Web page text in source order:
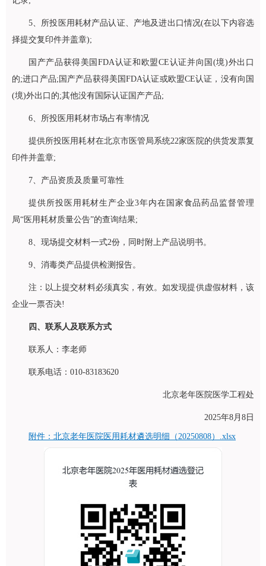
5、所投医用耗材产品认证、产地及进出口情况(在以下内容选
择提交复印件并盖章);
国产产品获得美国FDA认证和欧盟CE认证并向国(境)外出口
的;进口产品;国产产品获得美国FDA认证或欧盟CE认证，没有向国
(境)外出口的;其他没有国际认证国产产品;
6、所投医用耗材市场占有率情况
提供所投医用耗材在北京市医管局系统22家医院的供货发票复
印件并盖章;
7、产品资质及质量可靠性
提供所投医用耗材生产企业3年内在国家食品药品监督管理
局“医用耗材质量公告”的查询结果;
8、现场提交材料一式2份，同时附上产品说明书。
9、消毒类产品提供检测报告。
注：以上提交材料必须真实，有效。如发现提供虚假材料，该
企业一票否决!
四、联系人及联系方式
联系人：李老师
联系电话：010-83183620
北京老年医院医学工程处
2025年8月8日
附件：北京老年医院医用耗材遴选明细（20250808）.xlsx